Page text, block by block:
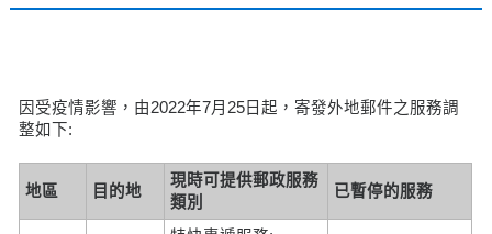
因受疫情影響，由2022年7月25日起，寄發外地郵件之服務調
整如下:
地區 目的地
現時可提供郵政服務
類別
已暫停的服務